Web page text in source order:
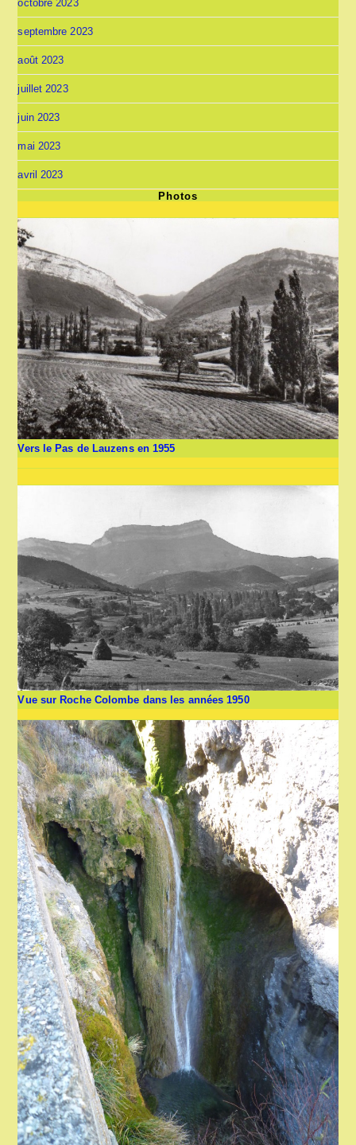
octobre 2023
septembre 2023
août 2023
juillet 2023
juin 2023
mai 2023
avril 2023
Photos
Vers le Pas de Lauzens en 1955
Vue sur Roche Colombe dans les années 1950